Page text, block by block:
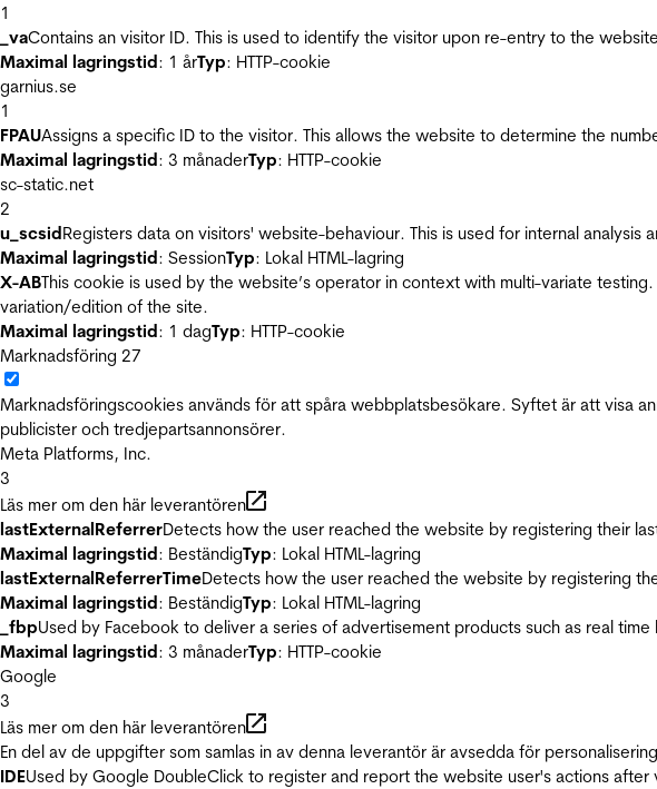
1
_vaContains an visitor ID. This is used to identify the visitor upon re-entry to the
Maximal lagringstid: 1 årTyp: HTTP-cookie
garnius.se
1
FPAUAssigns a specific ID to the visitor. This allows the website to determine the
Maximal lagringstid: 3 månaderTyp: HTTP-cookie
sc-static.net
2
u_scsidRegisters data on visitors' website-behaviour. This is used for internal analysis
Maximal lagringstid: SessionTyp: Lokal HTML-lagring
X-ABThis cookie is used by the website’s operator in context with multi-variate
variation/edition of the site.
Maximal lagringstid: 1 dagTyp: HTTP-cookie
Marknadsföring 27
Marknadsföringscookies används för att spåra webbplatsbesökare. Syftet är att visa
publicister och tredjepartsannonsörer.
Meta Platforms, Inc.
3
Läs mer om den här leverantören
lastExternalReferrerDetects how the user reached the website by registering their
Maximal lagringstid: BeständigTyp: Lokal HTML-lagring
lastExternalReferrerTimeDetects how the user reached the website by registering
Maximal lagringstid: BeständigTyp: Lokal HTML-lagring
_fbpUsed by Facebook to deliver a series of advertisement products such as real
Maximal lagringstid: 3 månaderTyp: HTTP-cookie
Google
3
Läs mer om den här leverantören
En del av de uppgifter som samlas in av denna leverantör är avsedda för
IDEUsed by Google DoubleClick to register and report the website user's actions